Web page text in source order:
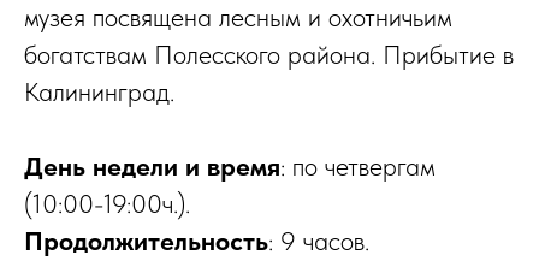
музея посвящена лесным и охотничьим
богатствам Полесского района. Прибытие в
Калининград.
День недели и время: по четвергам
(10:00-19:00ч.).
Продолжительность: 9 часов.